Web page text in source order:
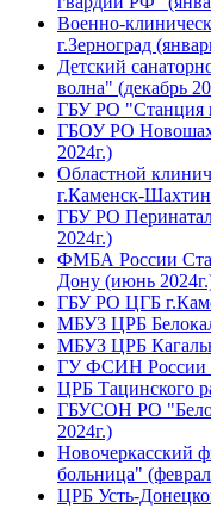
Военно-
г.Зерноград
Детский
волна" (декабрь
ГБУ РО "Станция
ГБОУ РО
2024г.)
Областной
г.Каменск-
ГБУ РО
2024г.)
ФМБА России
Дону (июнь
ГБУ РО ЦГБ
МБУЗ ЦРБ
МБУЗ ЦРБ
ГУ ФСИН России
ЦРБ Тацинского
ГБУСОН РО
2024г.)
Новочеркасский
больница"
ЦРБ Усть-